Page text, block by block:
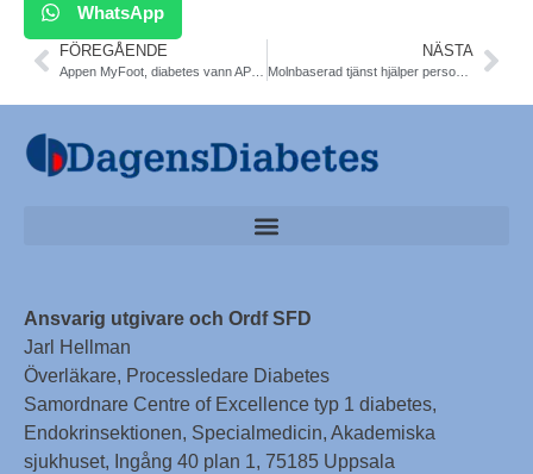
WhatsApp
FÖREGÅENDE NÄSTA
Molnbaserad tjänst hjälper personer med diabetes att lättare överföra, förstå och dela sina glukosvärden, insulindoser och fysisk aktivitet. Diasend.
Ansvarig utgivare och Ordf SFD
Jarl Hellman
Överläkare, Processledare Diabetes
Samordnare Centre of Excellence typ 1 diabetes,
Endokrinsektionen, Specialmedicin, Akademiska
sjukhuset, Ingång 40 plan 1, 75185 Uppsala